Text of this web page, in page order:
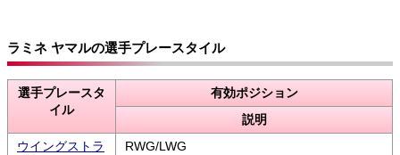
ラミネ ヤマルの選手プレースタイル
選手プレースタ
イル
有効ポジション
説明
ウイングストラ
RWG/LWG